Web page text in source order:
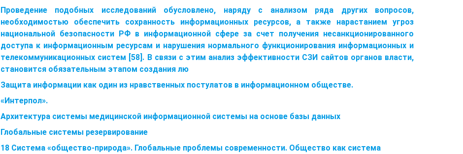
Проведение подобных исследований обусловлено, наряду с анализом ряда других вопросов,
необходимостью обеспечить сохранность информационных ресурсов, а также нарастанием угроз
национальной безопасности РФ в информационной сфере за счет получения несанкционированного
доступа к информационным ресурсам и нарушения нормального функционирования информационных и
телекоммуникационных систем [58]. В связи с этим анализ эффективности СЗИ сайтов органов власти,
становится обязательным этапом создания лю
Защита информации как один из нравственных постулатов в информационном обществе.
«Интерпол».
Архитектура системы медицинской информационной системы на основе базы данных
Глобальные системы резервирование
18 Система «общество-природа». Глобальные проблемы современности. Общество как система